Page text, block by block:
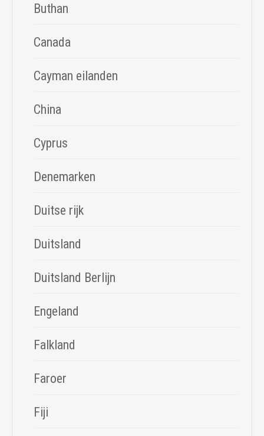
Buthan
Canada
Cayman eilanden
China
Cyprus
Denemarken
Duitse rijk
Duitsland
Duitsland Berlijn
Engeland
Falkland
Faroer
Fiji